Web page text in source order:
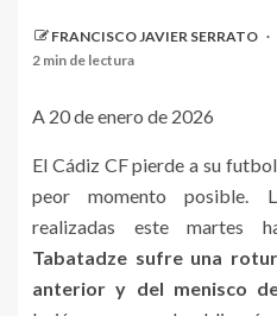
FRANCISCO JAVIER SERRATO
2 min de lectura
A 20 de enero de 2026
El Cádiz CF pierde a su
peor momento posible.
realizadas este martes
Tabatadze sufre una
anterior y del menisco